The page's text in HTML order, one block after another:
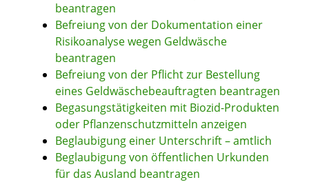
beantragen
Befreiung von der Dokumentation einer
Risikoanalyse wegen Geldwäsche
beantragen
Befreiung von der Pflicht zur Bestellung
eines Geldwäschebeauftragten beantragen
Begasungstätigkeiten mit Biozid-Produkten
oder Pflanzenschutzmitteln anzeigen
Beglaubigung einer Unterschrift – amtlich
Beglaubigung von öffentlichen Urkunden
für das Ausland beantragen